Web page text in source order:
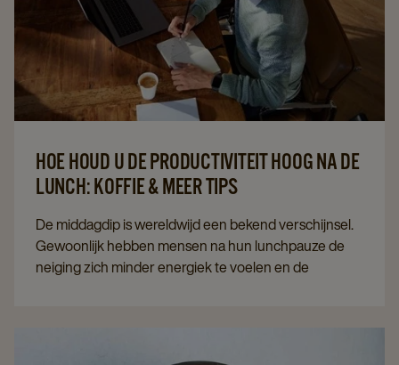
HOE HOUD U DE PRODUCTIVITEIT HOOG NA DE
LUNCH: KOFFIE & MEER TIPS
De middagdip is wereldwijd een bekend verschijnsel.
Gewoonlijk hebben mensen na hun lunchpauze de
neiging zich minder energiek te voelen en de